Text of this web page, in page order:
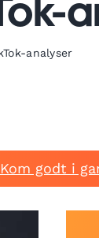
analyser
Kom godt i